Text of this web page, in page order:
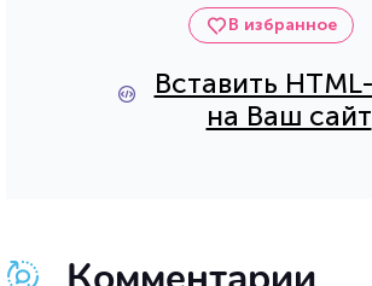
В избранное
Вставить
на Ваш сайт